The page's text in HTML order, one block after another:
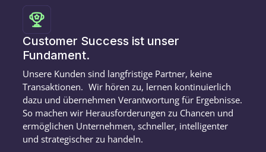
Customer Success ist unser
Fundament.
Unsere Kunden sind langfristige Partner, keine
Transaktionen. Wir hören zu, lernen kontinuierlich
dazu und übernehmen Verantwortung für Ergebnisse.
So machen wir Herausforderungen zu Chancen und
ermöglichen Unternehmen, schneller, intelligenter
und strategischer zu handeln.